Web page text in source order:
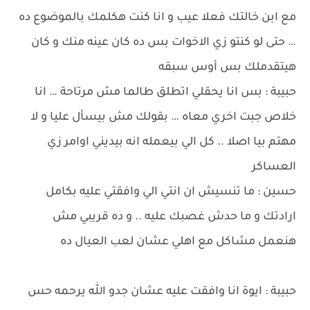
مع ابن خالتك فعلا عيب و انا كنت هكلمك بالموضوع ده
… حتى لو كنتو زي الاخوات بس ده كان عينه منك و كان
هيتقدملك بس أوس سبقه
حبيبة : بس انا يحقلي اتطلق طالما مش مرتاحة … انا
خلاص جبت اخري معاه … بقولك مش بيسأل عليا و لا
مهتم بيا اصلا .. كل الي بيعمله انه بيديني اوامر زي
العساكر
حسين : ما تنسيش ان انتي الي وافقتي عليه بكامل
ارادتك و ما حدش غصبك عليه .. و ده قريبي مش
هنعمل مشاكل مع اهلي عشان لعب العيال ده
حبيبة : ايوة انا وافقت عليه عشان جدو الله يرحمه حس